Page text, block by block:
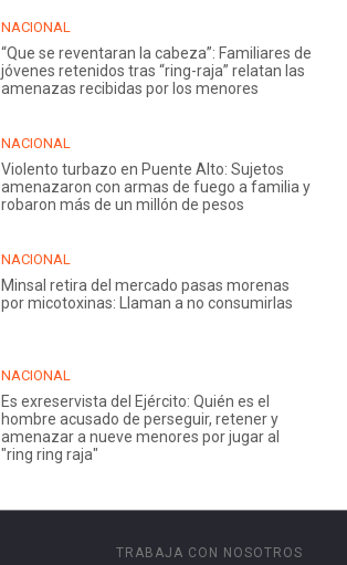
NACIONAL
“Que se reventaran la cabeza”: Familiares de
jóvenes retenidos tras “ring-raja” relatan las
amenazas recibidas por los menores
NACIONAL
Violento turbazo en Puente Alto: Sujetos
amenazaron con armas de fuego a familia y
robaron más de un millón de pesos
NACIONAL
Minsal retira del mercado pasas morenas
por micotoxinas: Llaman a no consumirlas
NACIONAL
Es exreservista del Ejército: Quién es el
hombre acusado de perseguir, retener y
amenazar a nueve menores por jugar al
"ring ring raja"
TRABAJA CON NOSOTROS